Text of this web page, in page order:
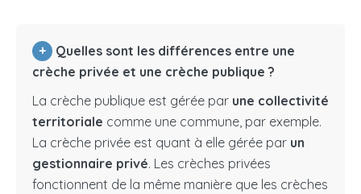
+
Quelles sont les différences entre une
crèche privée et une crèche publique ?
La crèche publique est gérée par une collectivité
territoriale comme une commune, par exemple.
La crèche privée est quant à elle gérée par un
gestionnaire privé. Les crèches privées
fonctionnent de la même manière que les crèches